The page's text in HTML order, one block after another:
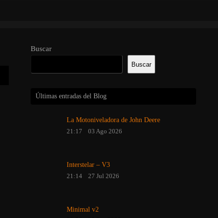
Buscar
Buscar
Últimas entradas del Blog
La Motoniveladora de John Deere
21:17 03 Ago 2026
Interstelar – V3
21:14 27 Jul 2026
Minimal v2